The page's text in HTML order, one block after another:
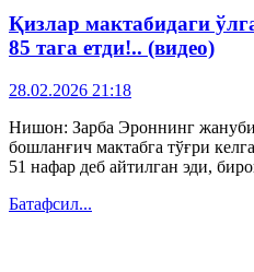
Қизлар мактабидаги
85 тага етди!.. (видео)
28.02.2026 21:18
Нишон: Зарба Эроннинг
бошланғич мактабга тўғри
51 нафар деб айтилган эди,
Батафсил...